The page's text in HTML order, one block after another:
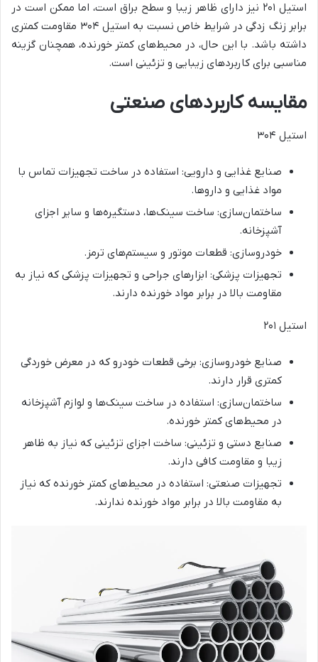
استیل ۲۰۱ نیز دارای ظاهر زیبا و سطح براق است، اما ممکن است در
برابر زنگ زدگی در شرایط خاص نسبت به استیل ۳۰۴ مقاومت کمتری
داشته باشد. با این حال، در محیط‌های کمتر خورنده، همچنان گزینه
مناسبی برای کاربردهای زیبایی و تزئینی است.
مقایسه کاربردهای صنعتی
استیل ۳۰۴
صنایع غذایی و دارویی: استفاده در ساخت تجهیزات تماس با
مواد غذایی و داروها.
ساختمان‌سازی: ساخت سینک‌ها، دستگیره‌ها و سایر اجزای
آشپزخانه.
خودروسازی: قطعات موتور و سیستم‌های ترمز.
تجهیزات پزشکی: ابزارهای جراحی و تجهیزات پزشکی که نیاز به
مقاومت بالا در برابر مواد خورنده دارند.
استیل ۲۰۱
صنایع خودروسازی: برخی قطعات خودرو که در معرض خوردگی
کمتری قرار دارند.
ساختمان‌سازی: استفاده در ساخت سینک‌ها و لوازم آشپزخانه
در محیط‌های کمتر خورنده.
صنایع دستی و تزئینی: ساخت اجزای تزئینی که نیاز به ظاهر
زیبا و مقاومت کافی دارند.
تجهیزات صنعتی: استفاده در محیط‌های کمتر خورنده که نیاز
به مقاومت بالا در برابر مواد خورنده ندارند.